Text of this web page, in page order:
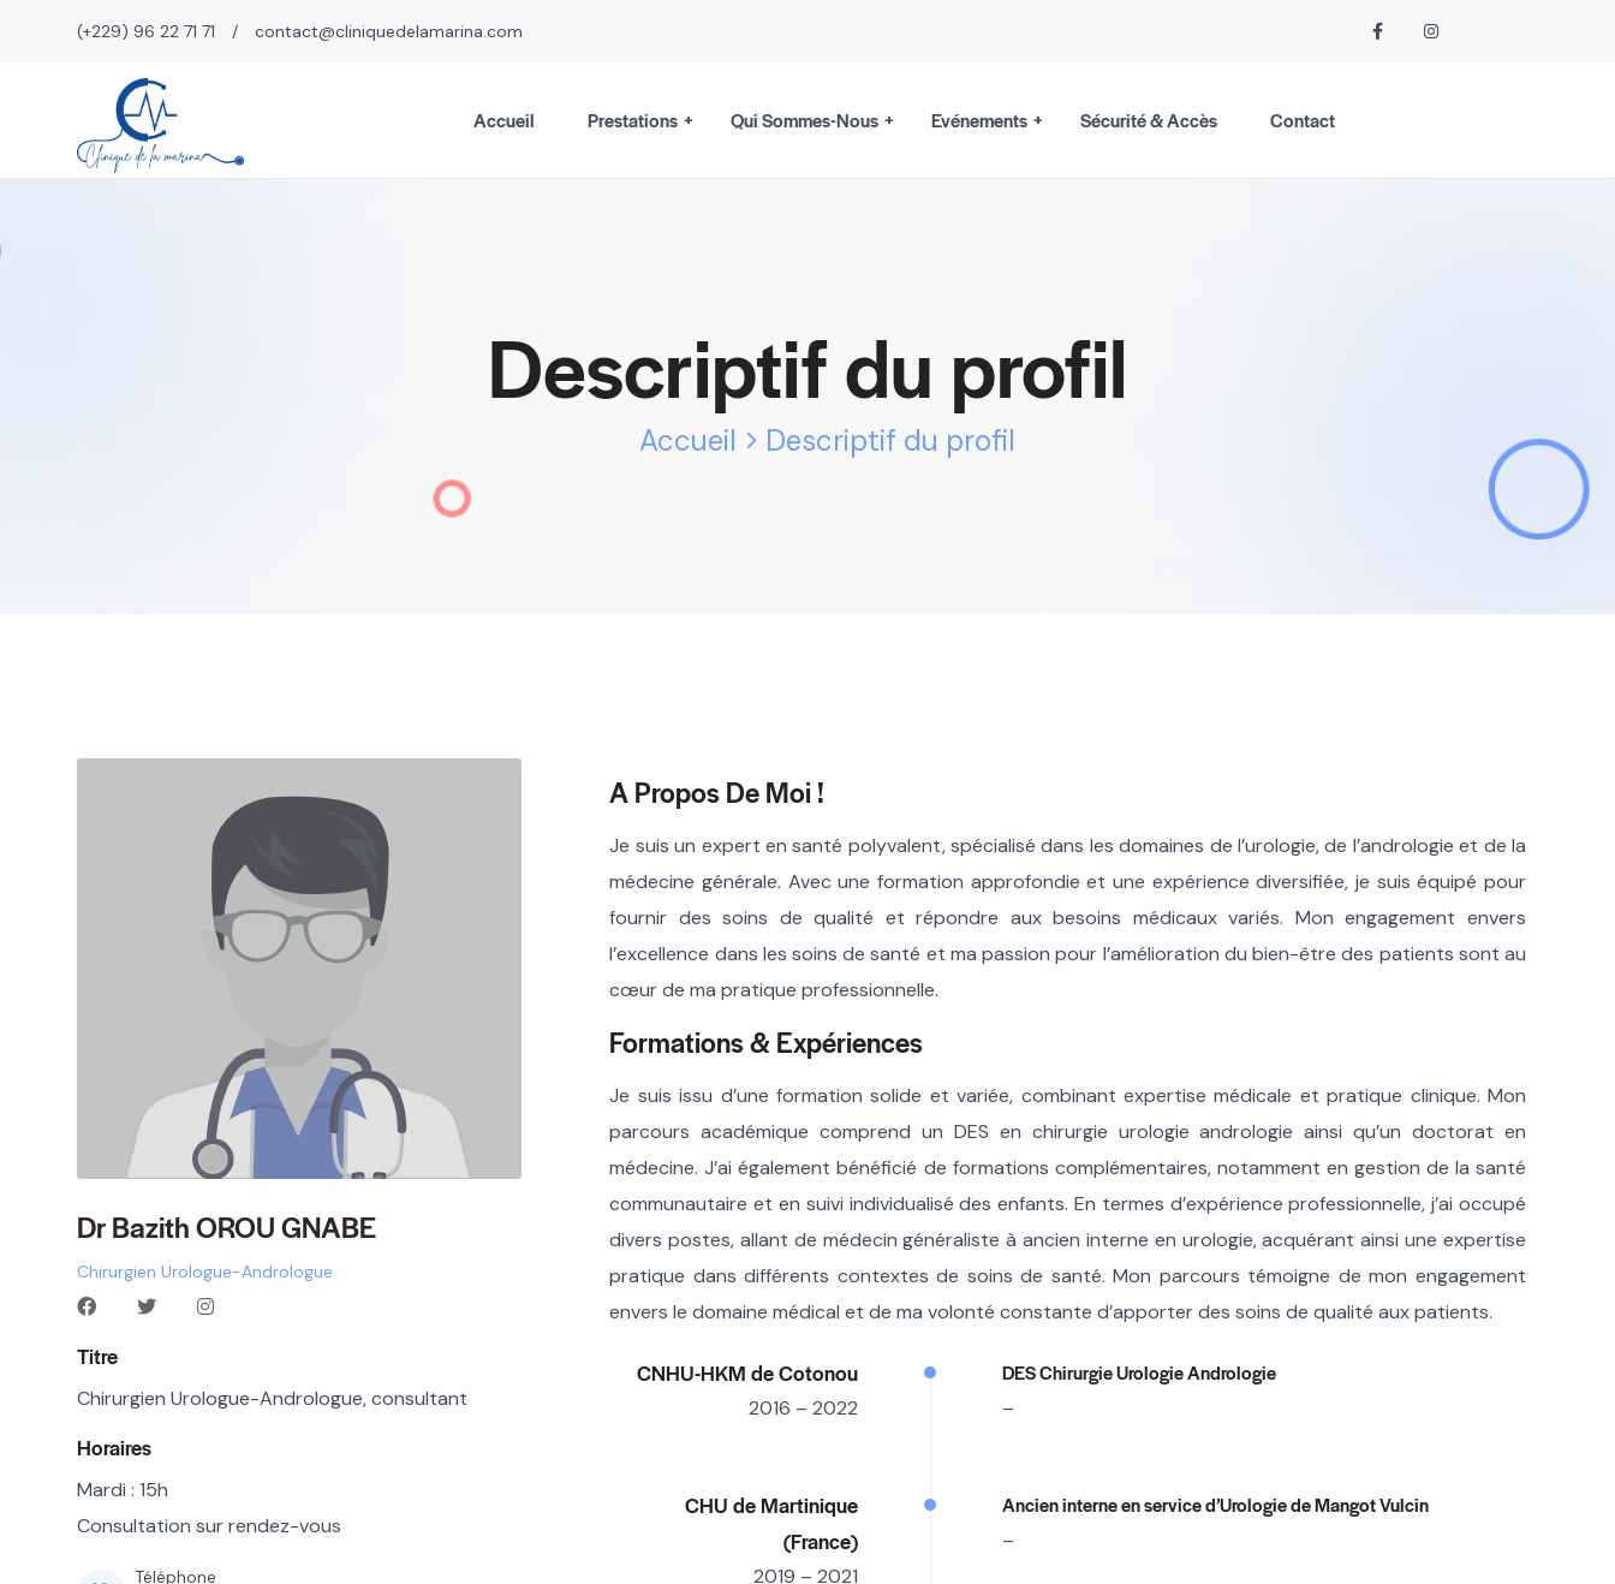
(+229) 96 22 71 71 / contact@cliniquedelamarina.com
Accueil Prestations Qui Sommes-Nous Evénements Sécurité & Accès Contact
Descriptif du profil
Accueil Descriptif du profil
Dr Bazith OROU GNABE
Chirurgien Urologue-Andrologue
Titre
Chirurgien Urologue-Andrologue, consultant
Horaires
Mardi : 15h
Consultation sur rendez-vous
Téléphone
A Propos De Moi !
Je suis un expert en santé polyvalent, spécialisé dans les domaines de l’urologie, de l’andrologie et de la
médecine générale. Avec une formation approfondie et une expérience diversifiée, je suis équipé pour
fournir des soins de qualité et répondre aux besoins médicaux variés. Mon engagement envers
l’excellence dans les soins de santé et ma passion pour l’amélioration du bien-être des patients sont au
cœur de ma pratique professionnelle.
Formations & Expériences
Je suis issu d’une formation solide et variée, combinant expertise médicale et pratique clinique. Mon
parcours académique comprend un DES en chirurgie urologie andrologie ainsi qu’un doctorat en
médecine. J’ai également bénéficié de formations complémentaires, notamment en gestion de la santé
communautaire et en suivi individualisé des enfants. En termes d’expérience professionnelle, j’ai occupé
divers postes, allant de médecin généraliste à ancien interne en urologie, acquérant ainsi une expertise
pratique dans différents contextes de soins de santé. Mon parcours témoigne de mon engagement
envers le domaine médical et de ma volonté constante d’apporter des soins de qualité aux patients.
CNHU-HKM de Cotonou
2016 – 2022
DES Chirurgie Urologie Andrologie
–
CHU de Martinique
(France)
2019 – 2021
Ancien interne en service d’Urologie de Mangot Vulcin
–